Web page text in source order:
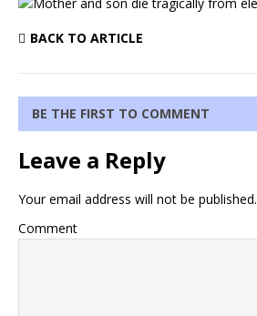
BACK TO ARTICLE
BE THE FIRST TO COMMENT
Leave a Reply
Your email address will not be published.
Comment